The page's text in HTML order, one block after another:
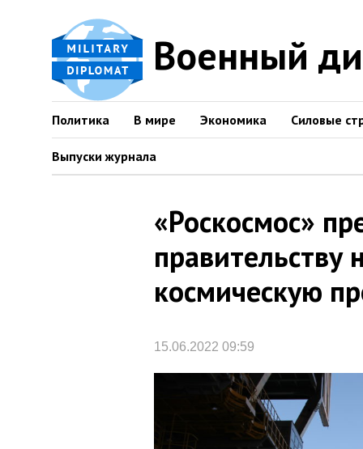
Военный
Политика В мире Экономика Силовые
Выпуски журнала
«Роскосмос»
космическую
15.06.2022 09:59